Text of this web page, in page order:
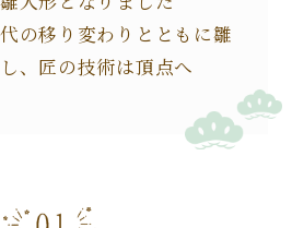
の移り変わりとともに雛
、匠の技術は頂点へ